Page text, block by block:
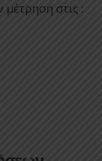
μέτρηση στις :